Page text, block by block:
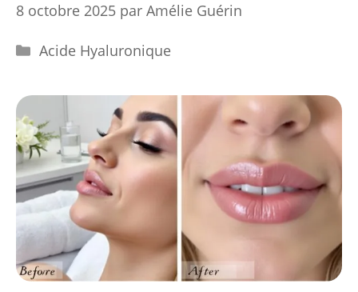
8 octobre 2025 par Amélie Guérin
Catégories
Acide Hyaluronique